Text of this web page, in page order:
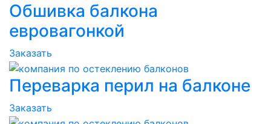
Обшивка балкона
евровагонкой
Заказать
Переварка перил на балконе
Заказать